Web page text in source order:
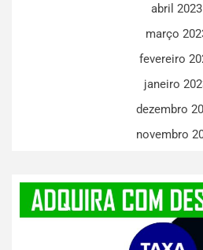
abril 2023
março
fevereiro
janeiro
dezembro
novembro